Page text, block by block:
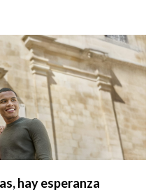
hay esperanza